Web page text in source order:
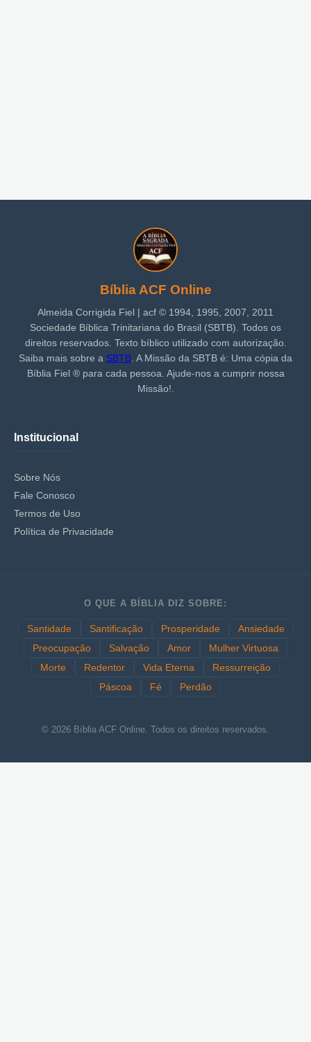
Bíblia ACF Online
Almeida Corrigida Fiel | acf ©️ 1994, 1995, 2007, 2011
Sociedade Bíblica Trinitariana do Brasil (SBTB). Todos os
direitos reservados. Texto bíblico utilizado com autorização.
Saiba mais sobre a SBTB . A Missão da SBTB é: Uma cópia da
Bíblia Fiel ®️ para cada pessoa. Ajude-nos a cumprir nossa
Missão!.
Institucional
Sobre Nós
Fale Conosco
Termos de Uso
Política de Privacidade
O QUE A BÍBLIA DIZ SOBRE:
Santidade Santificação Prosperidade
Ansiedade
Preocupação
Salvação Amor
Mulher Virtuosa
Morte
Redentor Vida Eterna
Ressurreição
Páscoa
Fé Perdão
© 2026 Bíblia ACF Online. Todos os direitos reservados.